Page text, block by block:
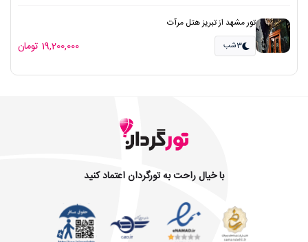
تور مشهد از تبریز هتل مرآت
3شب 19,200,000 تومان
با خیال راحت به تورگردان اعتماد کنید